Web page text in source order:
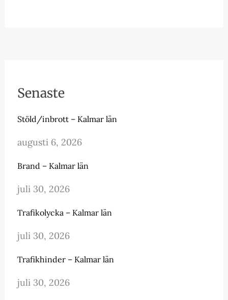
Senaste
Stöld/inbrott – Kalmar län
augusti 6, 2026
Brand – Kalmar län
juli 30, 2026
Trafikolycka – Kalmar län
juli 30, 2026
Trafikhinder – Kalmar län
juli 30, 2026